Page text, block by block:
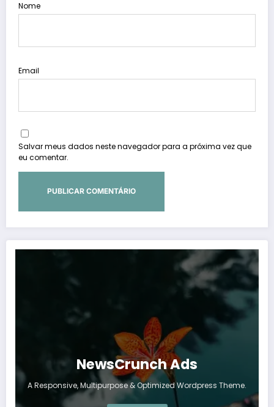
Nome
Email
Salvar meus dados neste navegador para a próxima vez que
eu comentar.
NewsCrunch Ads
A Responsive, Multipurpose & Optimized Wordpress Theme.